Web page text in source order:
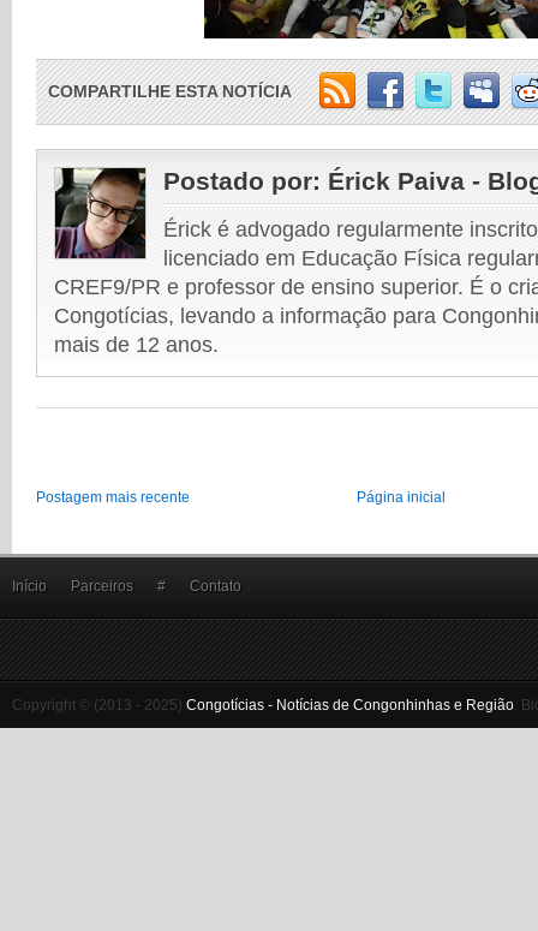
COMPARTILHE ESTA NOTÍCIA
Postado por: Érick Paiva -
Érick é advogado regularmente
licenciado em Educação Física
CREF9/PR e professor de ensino superior. É o
Congotícias, levando a informação para
mais de 12 anos.
Postagem mais recente Página inicial
Início Parceiros # Contato
Copyright © (2013 - 2025) Congotícias - Notícias de Congonhinhas e Região.